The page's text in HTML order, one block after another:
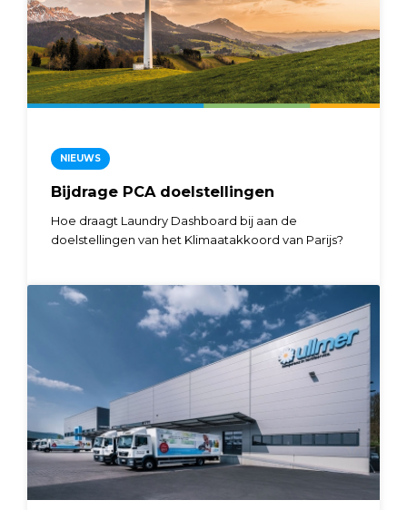
NIEUWS
Bijdrage PCA doelstellingen
Hoe draagt Laundry Dashboard bij aan de
doelstellingen van het Klimaatakkoord van Parijs?